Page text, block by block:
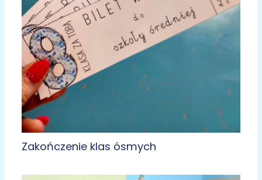
Zakończenie klas ósmych